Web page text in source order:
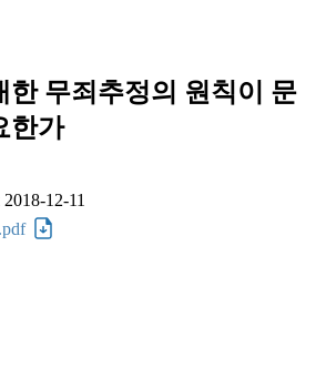
한 무죄추정의 원칙이 문
한가
2018-12-11